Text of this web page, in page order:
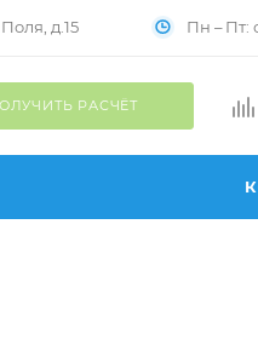
д.15 Пн – Пт:
РАСЧЁТ